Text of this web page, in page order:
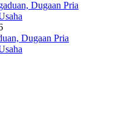
Dugaan Pria